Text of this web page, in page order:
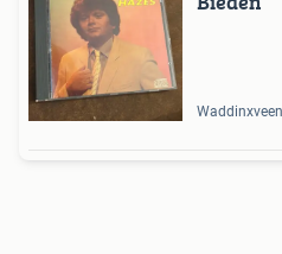
Waddinxveen